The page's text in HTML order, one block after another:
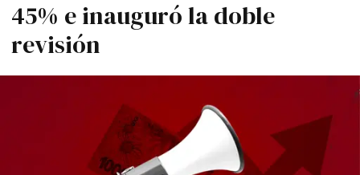
45% e inauguró la doble
revisión